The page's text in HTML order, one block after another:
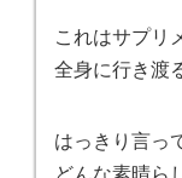
これはサプリ
全身に行き渡
はっきり言っ